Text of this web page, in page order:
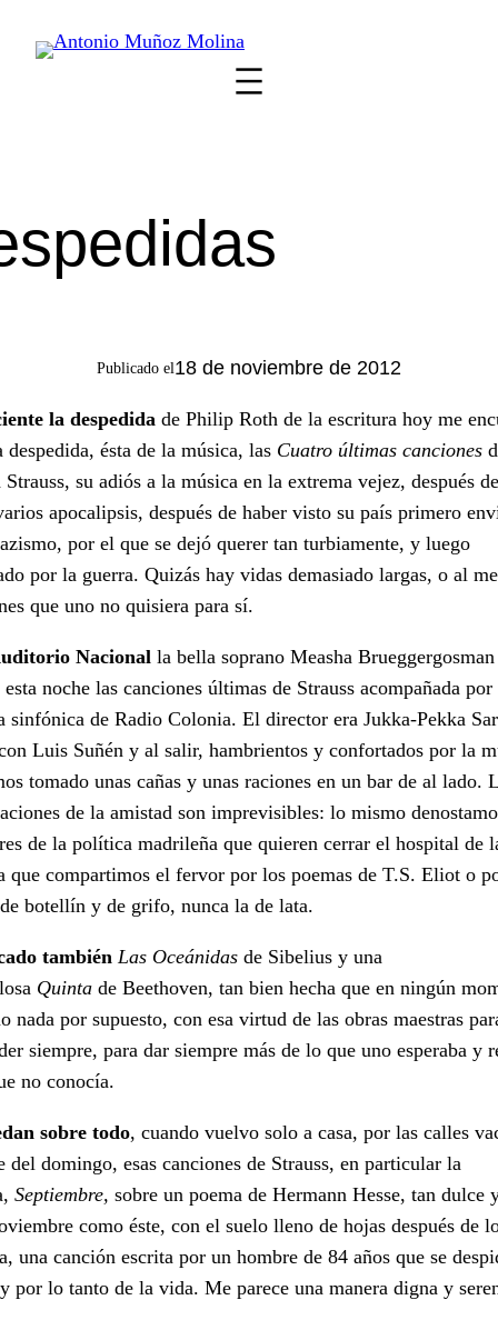
Publicado el18 de noviembre de 2012
la despedida de Philip Roth de la escritura hoy me
despedida, ésta de la música, las Cuatro últimas canciones
su adiós a la música en la extrema vejez, después
apocalipsis, después de haber visto su país primero
por el que se dejó querer tan turbiamente, y luego
por la guerra. Quizás hay vidas demasiado largas, o al
que uno no quisiera para sí.
Nacional la bella soprano Measha
esta noche las canciones últimas de Strauss acompañada por
sinfónica de Radio Colonia. El director era Jukka-Pekka
Luis Suñén y al salir, hambrientos y confortados por la
tomado unas cañas y unas raciones en un bar de al lado.
de la amistad son imprevisibles: lo mismo
de la política madrileña que quieren cerrar el hospital de
que compartimos el fervor por los poemas de T.S. Eliot o
botellín y de grifo, nunca la de lata.
también Las Oceánidas de Sibelius y una
Quinta de Beethoven, tan bien hecha que en ningún
nada por supuesto, con esa virtud de las obras maestras
siempre, para dar siempre más de lo que uno esperaba y
no conocía.
sobre todo, cuando vuelvo solo a casa, por las calles
del domingo, esas canciones de Strauss, en particular la
Septiembre, sobre un poema de Hermann Hesse, tan dulce
como éste, con el suelo lleno de hojas después de
una canción escrita por un hombre de 84 años que se
por lo tanto de la vida. Me parece una manera digna y